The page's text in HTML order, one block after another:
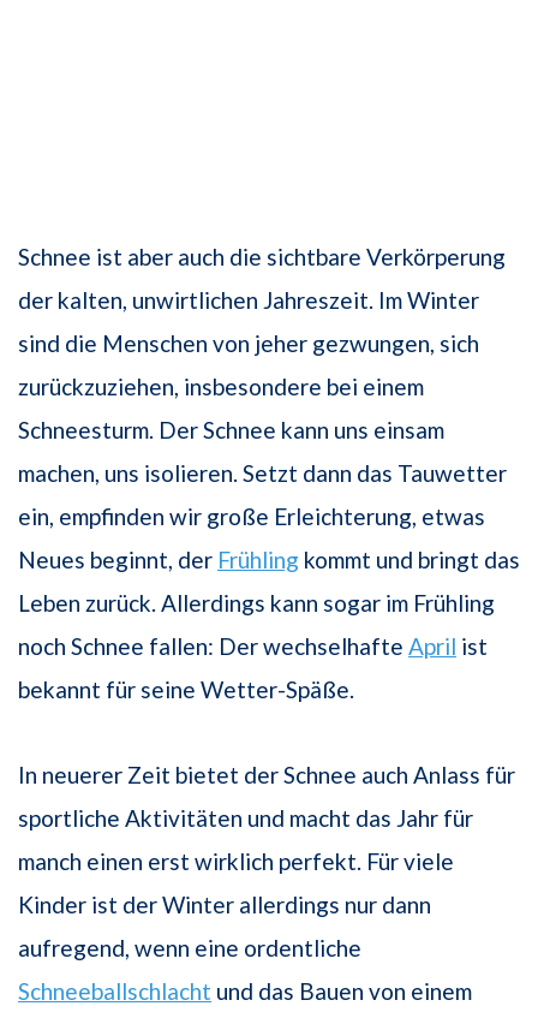
Schnee ist aber auch die sichtbare Verkörperung
der kalten, unwirtlichen Jahreszeit. Im Winter
sind die Menschen von jeher gezwungen, sich
zurückzuziehen, insbesondere bei einem
Schneesturm. Der Schnee kann uns einsam
machen, uns isolieren. Setzt dann das Tauwetter
ein, empfinden wir große Erleichterung, etwas
Neues beginnt, der Frühling kommt und bringt das
Leben zurück. Allerdings kann sogar im Frühling
noch Schnee fallen: Der wechselhafte April ist
bekannt für seine Wetter-Späße.
In neuerer Zeit bietet der Schnee auch Anlass für
sportliche Aktivitäten und macht das Jahr für
manch einen erst wirklich perfekt. Für viele
Kinder ist der Winter allerdings nur dann
aufregend, wenn eine ordentliche
Schneeballschlacht und das Bauen von einem